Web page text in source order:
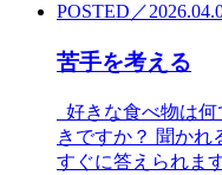
POSTED／
苦手を考える
好きな食べ物は
きですか？ 聞か
すぐに答えられま